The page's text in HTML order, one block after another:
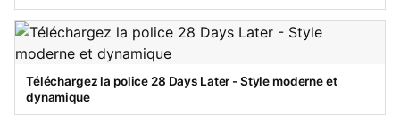
Téléchargez la police 28 Days Later - Style moderne et
dynamique